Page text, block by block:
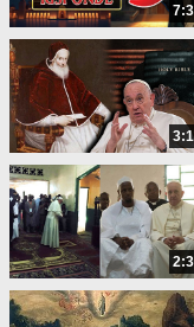
"... chi
è
La
cattolici
Comunione
che non c'è
cattolica,
considerati
ricevere